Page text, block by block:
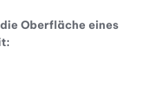
Oberfläche eines